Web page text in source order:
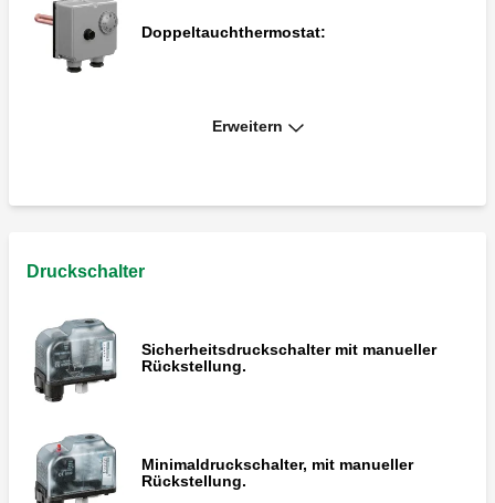
Doppeltauchthermostat:
Erweitern
Druckschalter
Sicherheitsdruckschalter mit manueller
Rückstellung.
Minimaldruckschalter, mit manueller
Rückstellung.